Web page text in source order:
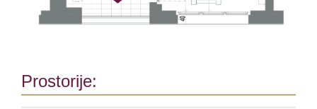
Prostorije: